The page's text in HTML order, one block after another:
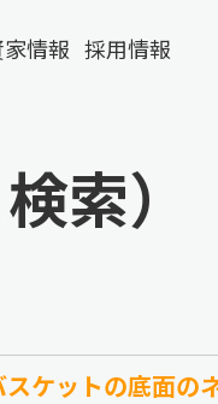
情報 採用情報
索）
ケットの底面の